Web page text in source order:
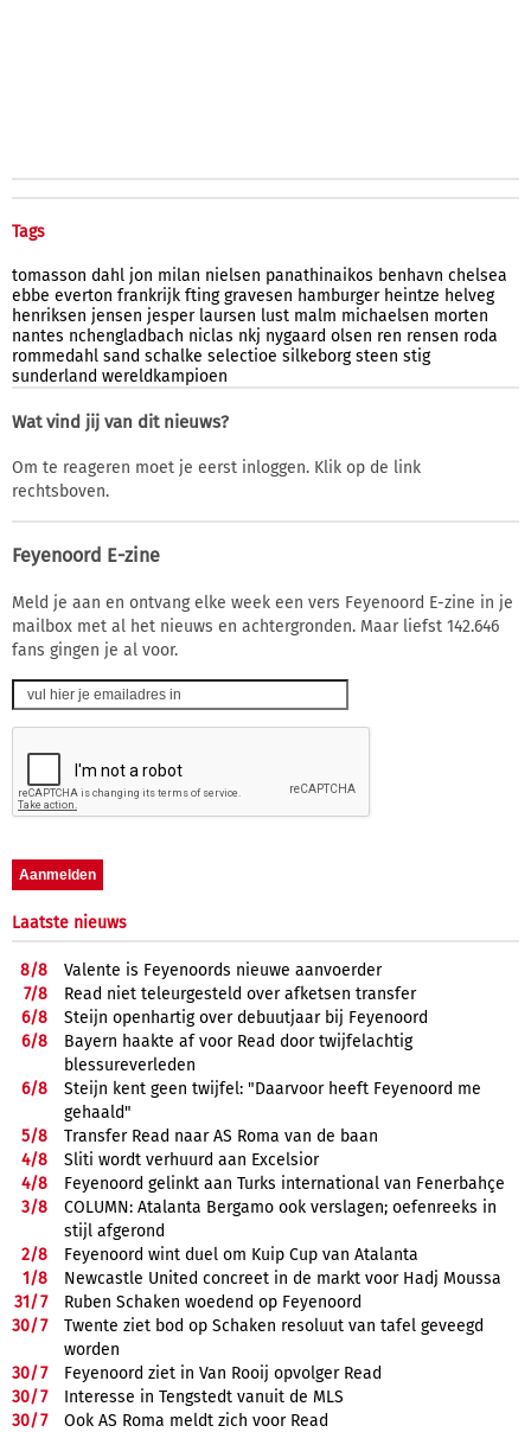
Tags
tomasson dahl jon milan nielsen panathinaikos benhavn chelsea
ebbe everton frankrijk fting gravesen hamburger heintze helveg
henriksen jensen jesper laursen lust malm michaelsen morten
nantes nchengladbach niclas nkj nygaard olsen ren rensen roda
rommedahl sand schalke selectioe silkeborg steen stig
sunderland wereldkampioen
Wat vind jij van dit nieuws?
Om te reageren moet je eerst inloggen. Klik op de link
rechtsboven.
Feyenoord E-zine
Meld je aan en ontvang elke week een vers Feyenoord E-zine in je
mailbox met al het nieuws en achtergronden. Maar liefst 142.646
fans gingen je al voor.
Laatste nieuws
8/8
Valente is Feyenoords nieuwe aanvoerder
7/8
Read niet teleurgesteld over afketsen transfer
6/8
Steijn openhartig over debuutjaar bij Feyenoord
6/8
Bayern haakte af voor Read door twijfelachtig
blessureverleden
6/8
Steijn kent geen twijfel: "Daarvoor heeft Feyenoord me
gehaald"
5/8
Transfer Read naar AS Roma van de baan
4/8
Sliti wordt verhuurd aan Excelsior
4/8
Feyenoord gelinkt aan Turks international van Fenerbahçe
3/8
COLUMN: Atalanta Bergamo ook verslagen; oefenreeks in
stijl afgerond
2/8
Feyenoord wint duel om Kuip Cup van Atalanta
1/8
Newcastle United concreet in de markt voor Hadj Moussa
31/7
Ruben Schaken woedend op Feyenoord
30/7
Twente ziet bod op Schaken resoluut van tafel geveegd
worden
30/7
Feyenoord ziet in Van Rooij opvolger Read
30/7
Interesse in Tengstedt vanuit de MLS
30/7
Ook AS Roma meldt zich voor Read